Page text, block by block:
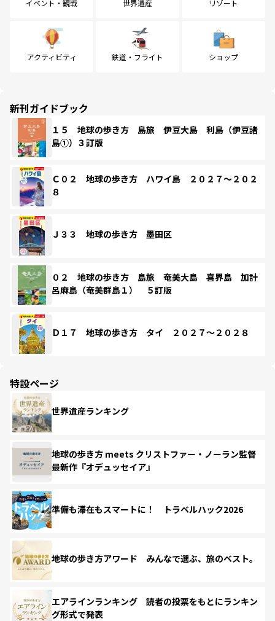
イベント・観戦 世界遺産 リゾート
アクティビティ 鉄道・フライト ショップ
新刊ガイドブック
１５ 地球の歩き方 島旅 伊豆大島 利島（伊豆諸
島①）３訂版
Ｃ０２ 地球の歩き方 ハワイ島 ２０２７～２０２
８
Ｊ３３ 地球の歩き方 墨田区
０２ 地球の歩き方 島旅 奄美大島 喜界島 加計
呂麻島（奄美群島１） ５訂版
Ｄ１７ 地球の歩き方 タイ ２０２７～２０２８
特設ページ
世界遺産ランキング
地球の歩き方 meets クリストファー・ノーラン監督
最新作『オデュッセイア』
準備も滞在もスマートに！ トラベルハック2026
地球の歩き方アワード みんなで選ぶ、旅のベスト。
エアラインランキング 読者の投票をもとにランキン
グ形式で発表